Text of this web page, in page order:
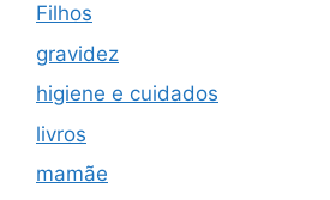
Filhos
gravidez
higiene e cuidados
livros
mamãe